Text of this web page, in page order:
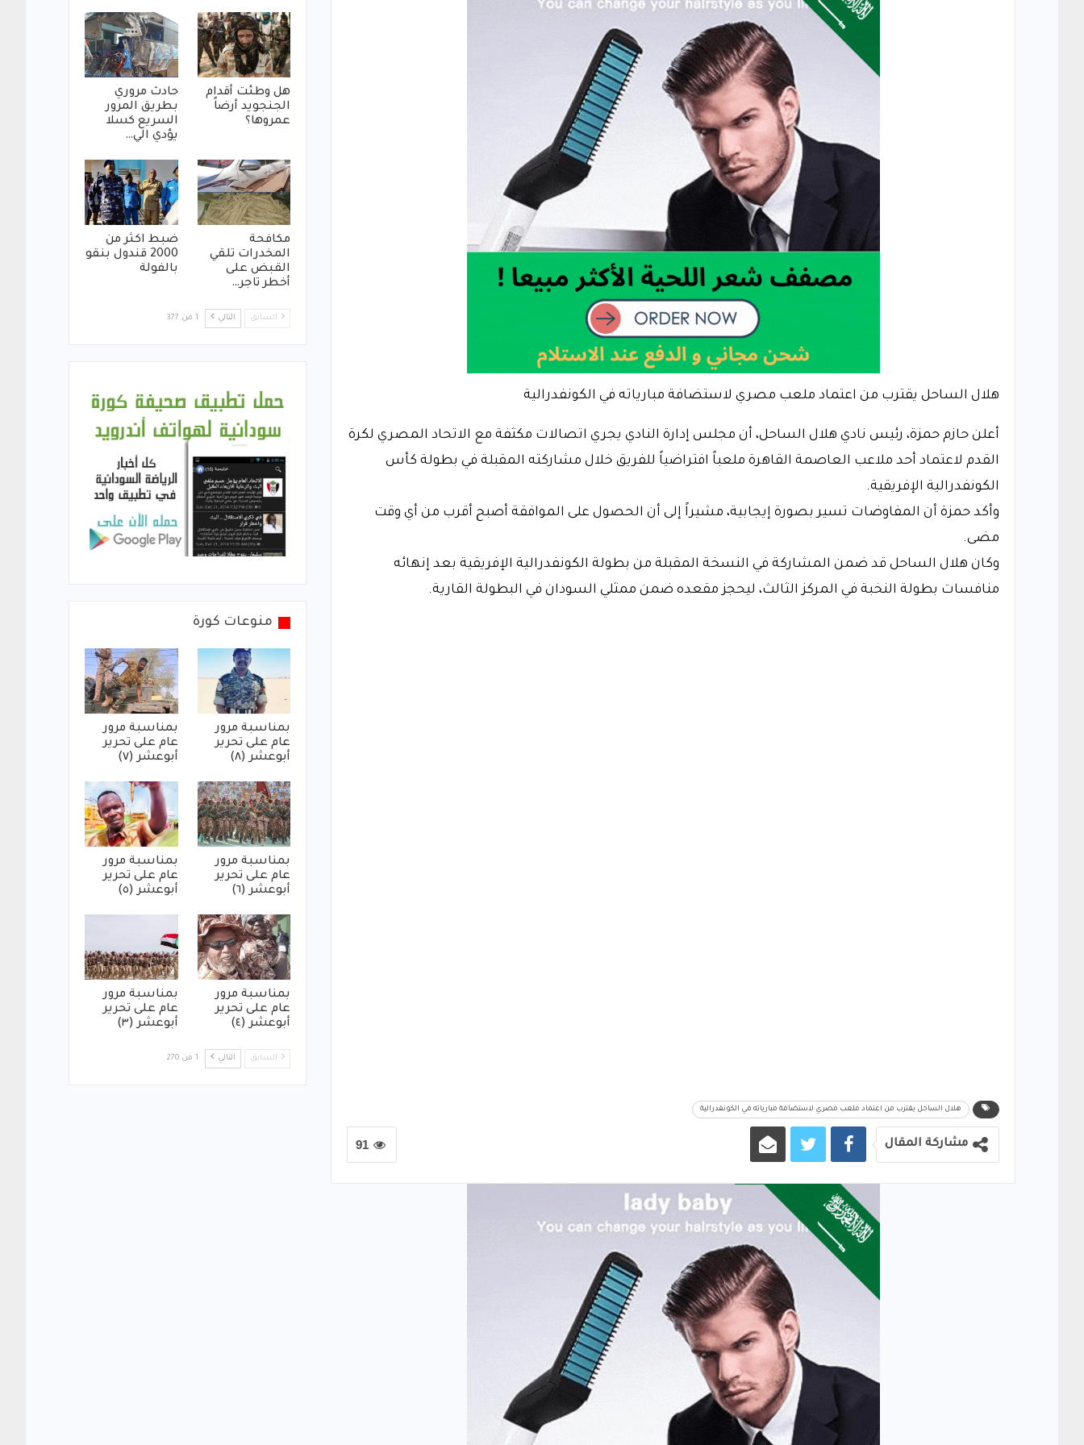
‎أعلن حازم حمزة، رئيس نادي هلال الساحل، أن مجلس إدارة النادي يجري اتصالات مكثفة مع الاتحاد المصري لكرة
القدم لاعتماد أحد ملاعب العاصمة القاهرة ملعباً افتراضياً للفريق خلال مشاركته المقبلة في بطولة كأس
الكونفدرالية الإفريقية.
‎وأكد حمزة أن المفاوضات تسير بصورة إيجابية، مشيراً إلى أن الحصول على الموافقة أصبح أقرب من أي وقت
مضى.
‎وكان هلال الساحل قد ضمن المشاركة في النسخة المقبلة من بطولة الكونفدرالية الإفريقية بعد إنهائه
منافسات بطولة النخبة في المركز الثالث، ليحجز مقعده ضمن ممثلي السودان في البطولة القارية.
هلال الساحل يقترب من اعتماد ملعب مصري لاستضافة مبارياته في الكونفدرالية
91 مشاركة المقال
هل وطئت أقدام
الجنجويد أرضاً
عمروها؟
حادث مروري
بطريق المرور
السريع كسلا
يؤدي الي…
مكافحة
المخدرات تلقي
القبض على
أخطر تاجر…
ضبط اكثر من
2000 قندول بنقو
بالفولة
السابق التالي 1 من 377
منوعات كورة
بمناسبة مرور
عام على تحرير
أبوعشر (٨)
بمناسبة مرور
عام على تحرير
أبوعشر (٧)
بمناسبة مرور
عام على تحرير
أبوعشر (٦)
بمناسبة مرور
عام على تحرير
أبوعشر (٥)
بمناسبة مرور
عام على تحرير
أبوعشر (٤)
بمناسبة مرور
عام على تحرير
أبوعشر (٣)
السابق التالي 1 من 270